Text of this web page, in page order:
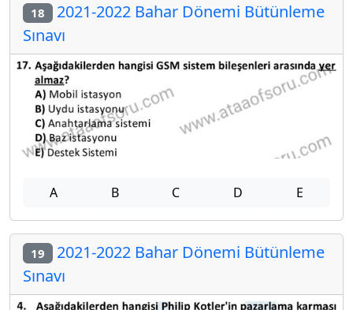
18 2021-2022 Bahar Dönemi Bütünleme
Sınavı
A B C D E
19 2021-2022 Bahar Dönemi Bütünleme
Sınavı